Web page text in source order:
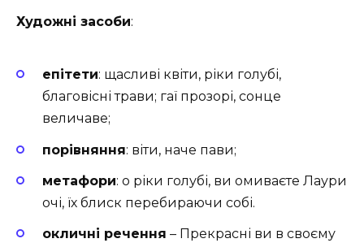
Художні засоби:
епітети: щасливі квіти, ріки голубі,
благовісні трави; гаї прозорі, сонце
величаве;
порівняння: віти, наче пави;
метафори: о ріки голубі, ви омиваєте Лаури
очі, їх блиск перебираючи собі.
окличні речення – Прекрасні ви в своєму